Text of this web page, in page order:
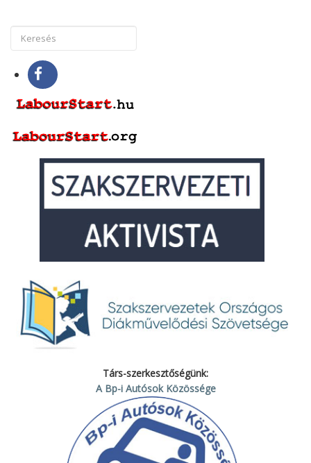
Társ-szerkesztőségünk:
A Bp-i Autósok Közössége